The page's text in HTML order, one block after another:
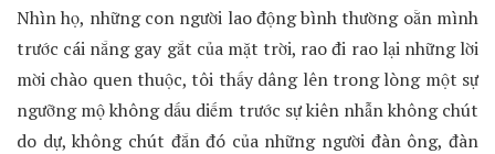
Nhìn họ, những con người lao động bình thường oằn mình
trước cái nắng gay gắt của mặt trời, rao đi rao lại những lời
mời chào quen thuộc, tôi thấy dâng lên trong lòng một sự
ngưỡng mộ không dấu diếm trước sự kiên nhẫn không chút
do dự, không chút đắn đó của những người đàn ông, đàn